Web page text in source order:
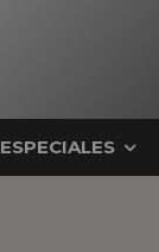
ESPECIALES